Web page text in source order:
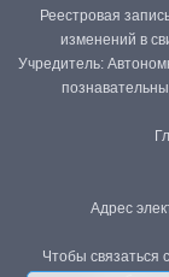
Реестровая
изменений в
Учредитель:
Адрес
Чтобы связаться